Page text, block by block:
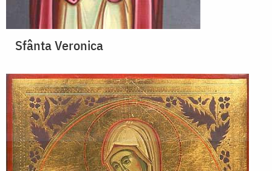
Sfânta Veronica